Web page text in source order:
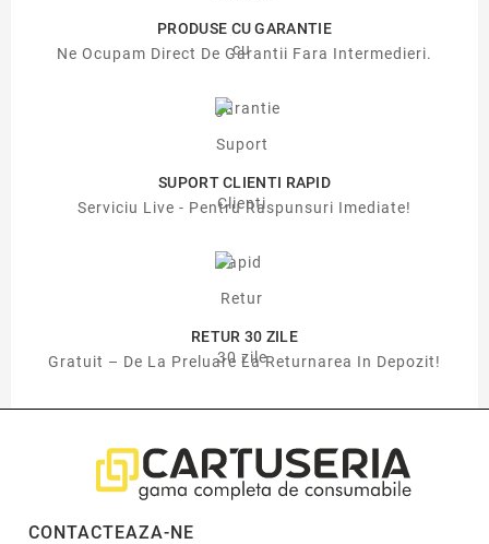
PRODUSE CU GARANTIE
Ne Ocupam Direct De Garantii Fara Intermedieri.
SUPORT CLIENTI RAPID
Serviciu Live - Pentru Raspunsuri Imediate!
RETUR 30 ZILE
Gratuit – De La Preluare La Returnarea In Depozit!
CONTACTEAZA-NE